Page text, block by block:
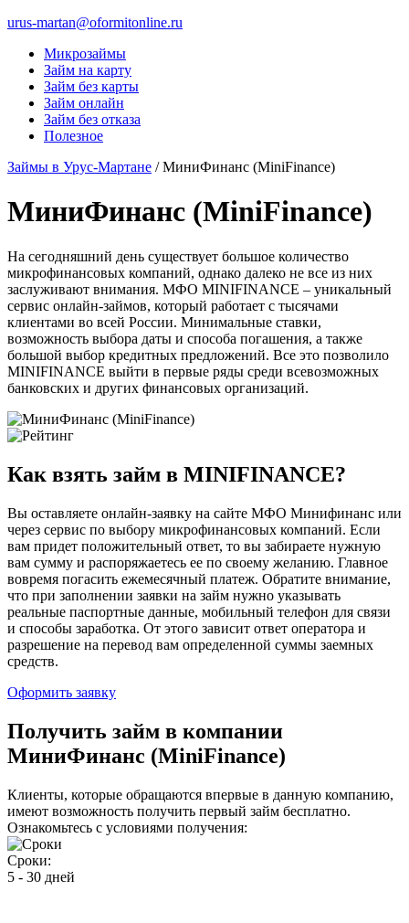
urus-martan@oformitonline.ru
Микрозаймы
Займ на карту
Займ без карты
Займ онлайн
Займ без отказа
Полезное
Займы в Урус-Мартане / МиниФинанс (MiniFinance)
МиниФинанс (MiniFinance)
На сегодняшний день существует большое количество
микрофинансовых компаний, однако далеко не все из них
заслуживают внимания. МФО MINIFINANCE – уникальный
сервис онлайн-займов, который работает с тысячами
клиентами во всей России. Минимальные ставки,
возможность выбора даты и способа погашения, а также
большой выбор кредитных предложений. Все это позволило
MINIFINANCE выйти в первые ряды среди всевозможных
банковских и других финансовых организаций.
Как взять займ в MINIFINANCE?
Вы оставляете онлайн-заявку на сайте МФО Минифинанс или
через сервис по выбору микрофинансовых компаний. Если
вам придет положительный ответ, то вы забираете нужную
вам сумму и распоряжаетесь ее по своему желанию. Главное
вовремя погасить ежемесячный платеж. Обратите внимание,
что при заполнении заявки на займ нужно указывать
реальные паспортные данные, мобильный телефон для связи
и способы заработка. От этого зависит ответ оператора и
разрешение на перевод вам определенной суммы заемных
средств.
Оформить заявку
Получить займ в компании
МиниФинанс (MiniFinance)
Клиенты, которые обращаются впервые в данную компанию,
имеют возможность получить первый займ бесплатно.
Ознакомьтесь с условиями получения:
Сроки:
5 - 30 дней